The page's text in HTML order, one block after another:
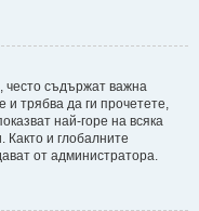
често съдържат важна
трябва да ги прочетете,
най-горе на всяка
Както и глобалните
от администратора.